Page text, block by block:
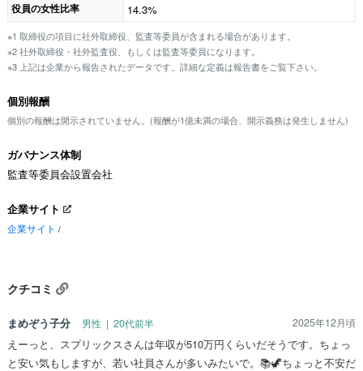
役員の女性比率 14.3%
※1 取締役の項目に社外取締役、監査等委員が含まれる場合があります。
※2 社外取締役・社外監査役、もしくは監査等委員になります。
※3 上記は企業から報告されたデータです。詳細な定義は報告書をご覧下さい。
個別報酬
個別の報酬は開示されていません。(報酬が1億未満の場合、開示義務は発生しません)
ガバナンス体制
監査等委員会設置会社
企業サイト
企業サイト /
クチコミ
まめぞう子分 男性 | 20代前半 2025年12月頃
えーっと、スプリックスさんは年収が510万円くらいだそうです。ちょっ
と安い気もしますが、若い社員さんが多いみたいで。📚🦖ちょっと不安だ